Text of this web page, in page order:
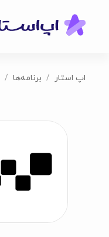
اپ استار برنامه‌ها